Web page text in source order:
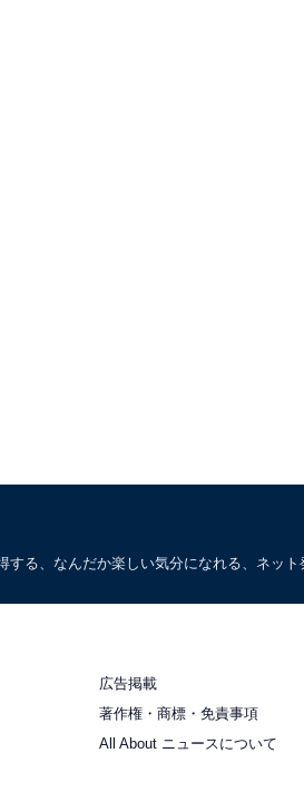
る、なんだか楽しい気分になれる、ネッ
広告掲載
著作権・商標・免責事項
All About ニュースについて